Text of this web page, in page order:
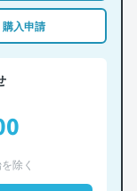
購入申請
除く